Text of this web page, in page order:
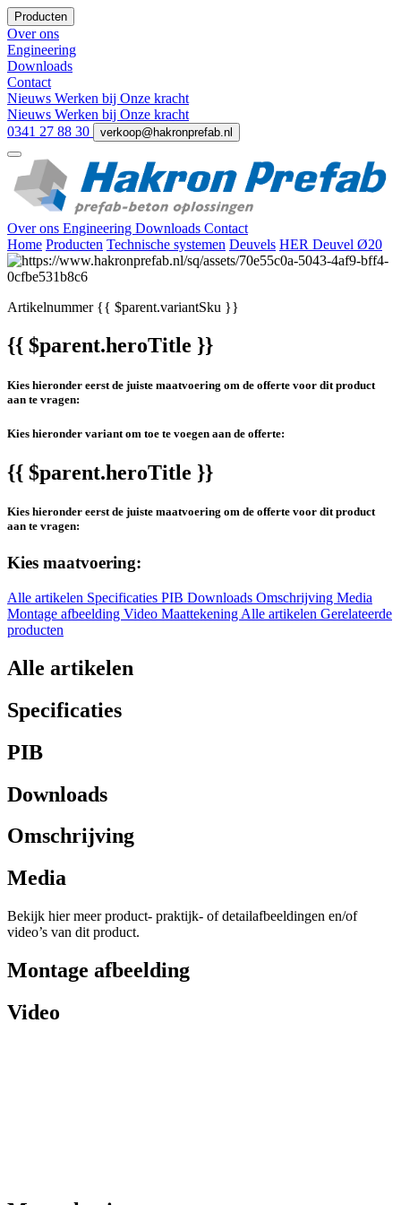
Producten
Over ons
Engineering
Downloads
Contact
Nieuws Werken bij Onze kracht
Nieuws Werken bij Onze kracht
0341 27 88 30
verkoop@hakronprefab.nl
Over ons Engineering Downloads Contact
Home Producten Technische systemen Deuvels HER Deuvel Ø20
Artikelnummer{{ $parent.variantSku }}
{{ $parent.heroTitle }}
Kies hieronder eerst de juiste maatvoering om de offerte voor dit product
aan te vragen:
Kies hieronder variant om toe te voegen aan de offerte:
{{ $parent.heroTitle }}
Kies hieronder eerst de juiste maatvoering om de offerte voor dit product
aan te vragen:
Kies maatvoering:
Alle artikelen Specificaties PIB Downloads Omschrijving Media
Montage afbeelding Video Maattekening Alle artikelen Gerelateerde
producten
Alle artikelen
Specificaties
PIB
Downloads
Omschrijving
Media
Bekijk hier meer product- praktijk- of detailafbeeldingen en/of
video’s van dit product.
Montage afbeelding
Video